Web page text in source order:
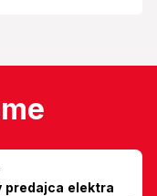
predajca elektra